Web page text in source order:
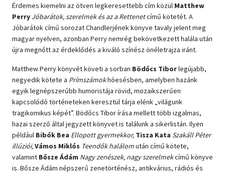
Érdemes kiemelni az ötven legkeresettebb cím közül Matthew
Perry Jóbarátok, szerelmek és az a Rettenetcímű kötetét. A
Jóbarátok című sorozat Chandlerjének könyve tavaly jelent meg
magyar nyelven, azonban Perry nemrég bekövetkezett halála után
újra megnőtt az érdeklődés a kiváló színész önéletrajza iránt.
Matthew Perry könyvét követi a sorban Bödőcs Tiborlegújabb,
negyedik kötete a Prímszámokhóesésben, amelyben hazánk
egyik legnépszerűbb humoristája rövid, mozaikszerűen
kapcsolódó történeteken keresztül tárja elénk „világunk
tragikomikus képét”. Bödőcs Tibor írása mellett több izgalmas,
hazai szerző által jegyzett könyvet is találunk a sikerlistán. Ilyen
például Bibók Bea Ellopott gyermekkor, Tisza Kata Szakáll Péter
illúziói,Vámos Miklós Teendők halálomután című kötete,
valamint Bősze Ádám Nagy zenészek, nagy szerelmekcímű könyve
is. Bősze Ádám népszerű zenetörténész, antikvárius, rádiós és